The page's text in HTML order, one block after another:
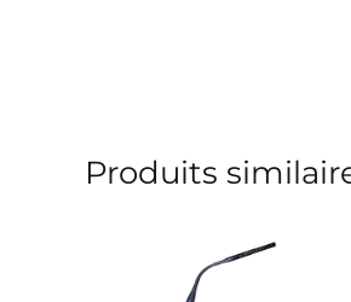
Produits